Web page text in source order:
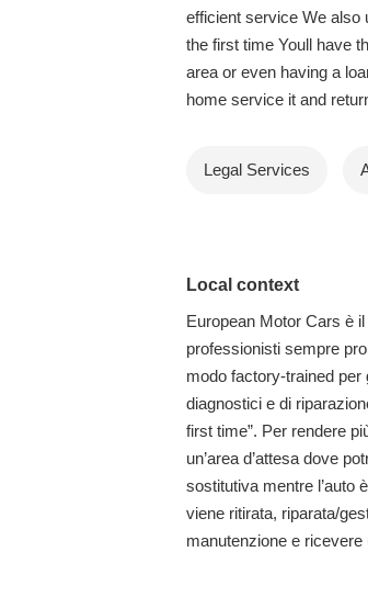
efficient service We also
the first time Youll have
area or even having a
home service it and
Legal Services
Local context
European Motor Cars è
professionisti sempre
modo factory-trained
diagnostici e di
first time”. Per rendere
un’area d’attesa dove
sostitutiva mentre l’auto
viene ritirata, riparata/
manutenzione e ricevere